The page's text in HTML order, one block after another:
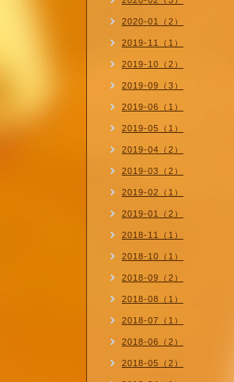
2020-01（2）
2019-11（1）
2019-10（2）
2019-09（3）
2019-06（1）
2019-05（1）
2019-04（2）
2019-03（2）
2019-02（1）
2019-01（2）
2018-11（1）
2018-10（1）
2018-09（2）
2018-08（1）
2018-07（1）
2018-06（2）
2018-05（2）